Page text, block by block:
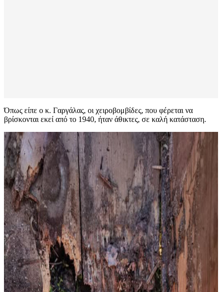
Όπως είπε ο κ. Γαργάλας, οι χειροβομβίδες, που φέρεται να
βρίσκονται εκεί από το 1940, ήταν άθικτες, σε καλή κατάσταση.